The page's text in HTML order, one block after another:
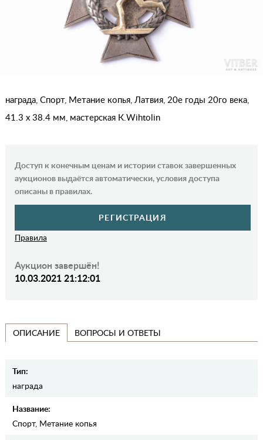
награда, Спорт, Метание копья, Латвия, 20е годы 20го века,
41.3 x 38.4 мм, мастерская К.Wihtolin
Доступ к конечным ценам и истории ставок завершенных
аукционов выдаётся автоматически, условия доступа
описаны в правилах.
РЕГИСТРАЦИЯ
Правила
Аукцион завершён!
10.03.2021 21:12:01
ОПИСАНИЕ ВОПРОСЫ И ОТВЕТЫ
Тип:
награда
Название:
Спорт, Метание копья